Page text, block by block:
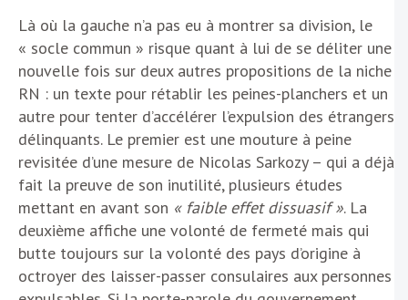
Là où la gauche n’a pas eu à montrer sa division, le
« socle commun » risque quant à lui de se déliter une
nouvelle fois sur deux autres propositions de la niche
RN : un texte pour rétablir les peines-planchers et un
autre pour tenter d’accélérer l’expulsion des étrangers
délinquants. Le premier est une mouture à peine
revisitée d’une mesure de Nicolas Sarkozy – qui a déjà
fait la preuve de son inutilité, plusieurs études
mettant en avant son « faible effet dissuasif ». La
deuxième affiche une volonté de fermeté mais qui
butte toujours sur la volonté des pays d’origine à
octroyer des laisser-passer consulaires aux personnes